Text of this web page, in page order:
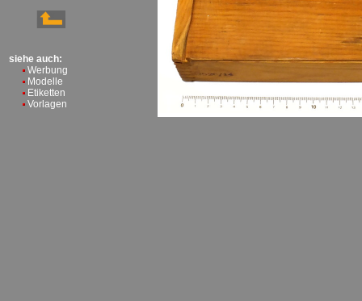
siehe auch:
Werbung
Modelle
Etiketten
Vorlagen